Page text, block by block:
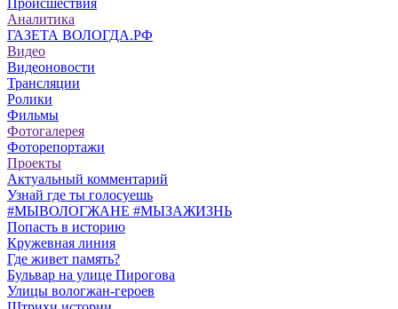
Происшествия
Аналитика
ГАЗЕТА ВОЛОГДА.РФ
Видео
Видеоновости
Трансляции
Ролики
Фильмы
Фотогалерея
Фоторепортажи
Проекты
Актуальный комментарий
Узнай где ты голосуешь
#МЫВОЛОГЖАНЕ #МЫЗАЖИЗНЬ
Попасть в историю
Кружевная линия
Где живет память?
Бульвар на улице Пирогова
Улицы вологжан-героев